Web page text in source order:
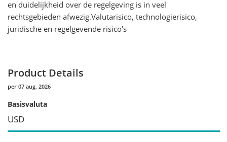
en duidelijkheid over de regelgeving is in veel
rechtsgebieden afwezig.Valutarisico, technologierisico,
juridische en regelgevende risico's
Product Details
per 07 aug. 2026
Basisvaluta
USD